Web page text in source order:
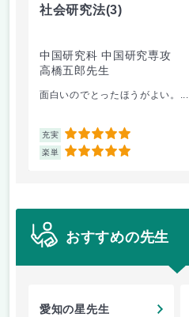
社会研究法(3)
中国研究科 中国研究専攻
高橋五郎先生
面白いのでとったほうがよい。...
充実 5
楽単 5
おすすめの先生
愛知の星先生